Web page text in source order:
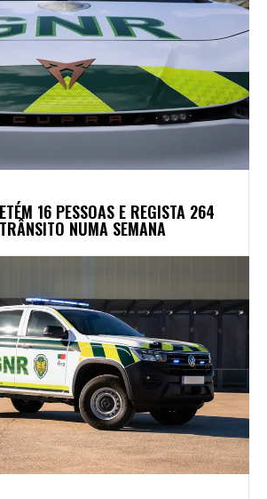
16 PESSOAS E REGISTA 264
NUMA SEMANA